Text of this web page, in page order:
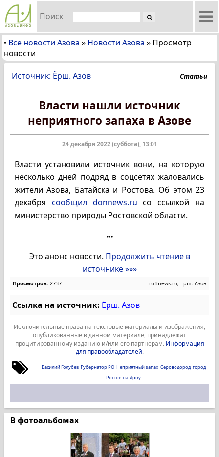
Поиск
• Все новости Азова » Новости Азова » Просмотр
новости
Источник: Ёрш. Азов Статьи
Власти нашли источник
неприятного запаха в Азове
24 декабря 2022 (суббота), 13:01
Власти установили источник вони, на которую
несколько дней подряд в соцсетях жаловались
жители Азова, Батайска и Ростова. Об этом 23
декабря сообщил donnews.ru со ссылкой на
министерство природы Ростовской области.
Это анонс новости. Продолжить чтение в
источнике »»»
Просмотров: 2737 ruffnews.ru, Ёрш. Азов
Ссылка на источник: Ёрш. Азов
Исключительные права на текстовые материалы и изображения,
опубликованные в данном материале, принадлежат
процитированному изданию и/или его партнерам. Информация
для правообладателей.
Василий Голубев Губернатор РО Неприятный запах Сероводород город
Ростов-на-Дону
В фотоальбомах